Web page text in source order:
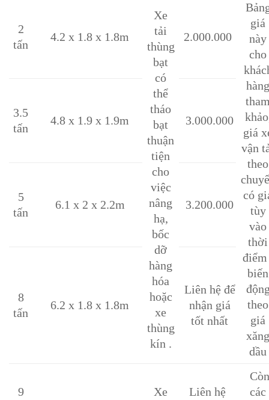
2
tấn
4.2 x 1.8 x 1.8m
Xe
tải
thùng
bạt
có
thể
tháo
bạt
thuận
tiện
cho
việc
nâng
hạ,
bốc
dỡ
hàng
hóa
hoặc
xe
thùng
kín .
2.000.000
giá
này
cho
giá
vận
theo
có
tùy
vào
thời
biến
theo
giá
dầu
3.5
tấn
4.8 x 1.9 x 1.9m 3.000.000
5
tấn
6.1 x 2 x 2.2m 3.200.000
8
tấn
6.2 x 1.8 x 1.8m
Liên hệ để
nhận giá
tốt nhất
9
Xe
Liên hệ
Còn
các